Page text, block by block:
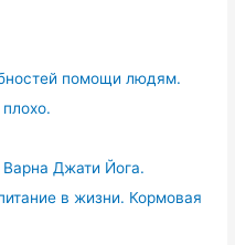
помощи людям.
Джати Йога.
в жизни. Кормовая